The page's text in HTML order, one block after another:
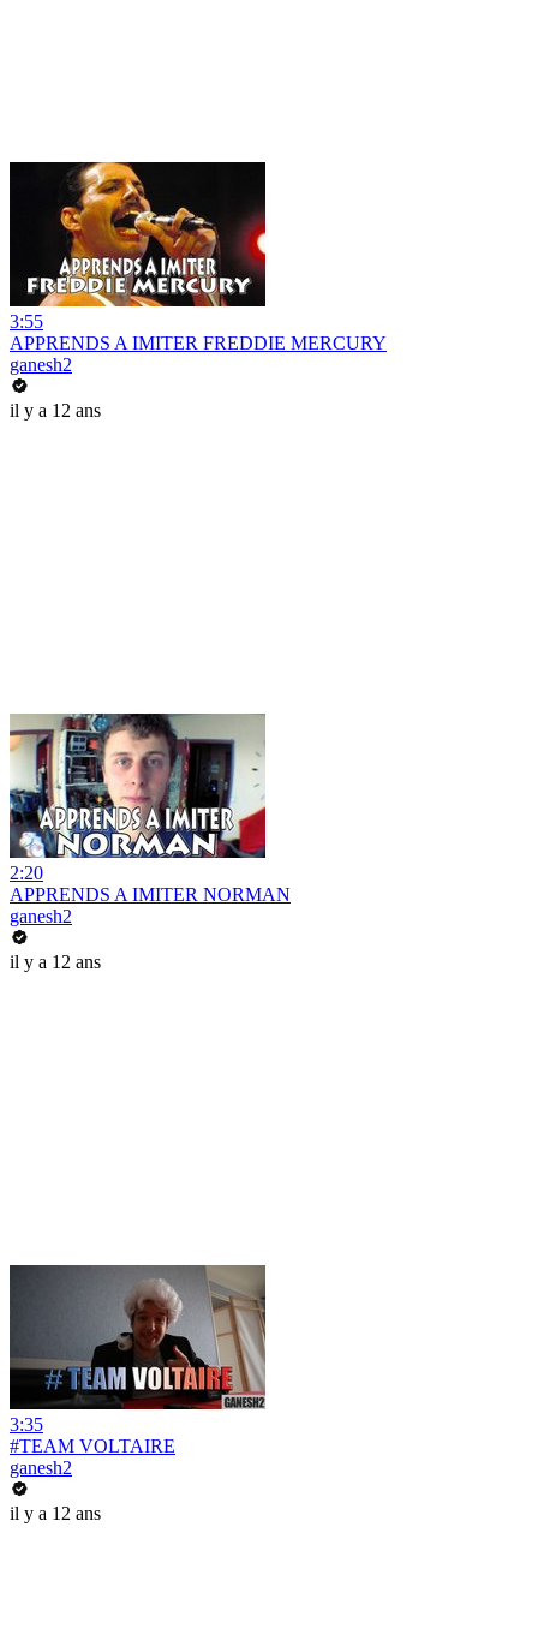
3:55
APPRENDS A IMITER FREDDIE MERCURY
ganesh2
il y a 12 ans
2:20
APPRENDS A IMITER NORMAN
ganesh2
il y a 12 ans
3:35
#TEAM VOLTAIRE
ganesh2
il y a 12 ans